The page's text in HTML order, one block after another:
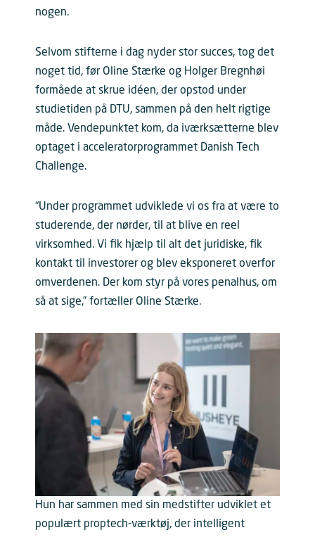
nogen.
Selvom stifterne i dag nyder stor succes, tog det
noget tid, før Oline Stærke og Holger Bregnhøi
formåede at skrue idéen, der opstod under
studietiden på DTU, sammen på den helt rigtige
måde. Vendepunktet kom, da iværksætterne blev
optaget i acceleratorprogrammet Danish Tech
Challenge.
“Under programmet udviklede vi os fra at være to
studerende, der nørder, til at blive en reel
virksomhed. Vi fik hjælp til alt det juridiske, fik
kontakt til investorer og blev eksponeret overfor
omverdenen. Der kom styr på vores penalhus, om
så at sige,” fortæller Oline Stærke.
Hun har sammen med sin medstifter udviklet et
populært proptech-værktøj, der intelligent